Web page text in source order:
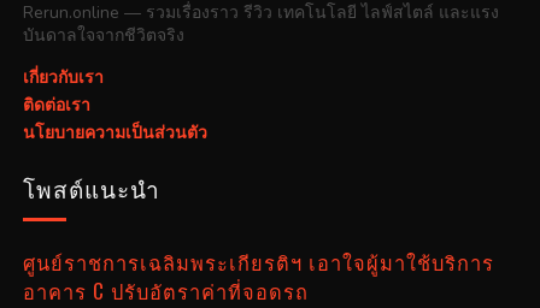
Rerun.online — รวมเรื่องราว รีวิว เทคโนโลยี ไลฟ์สไตล์ และแรง
บันดาลใจจากชีวิตจริง
เกี่ยวกับเรา
ติดต่อเรา
นโยบายความเป็นส่วนตัว
โพสต์แนะนำ
ศูนย์ราชการเฉลิมพระเกียรติฯ เอาใจผู้มาใช้บริการ
อาคาร C ปรับอัตราค่าที่จอดรถ